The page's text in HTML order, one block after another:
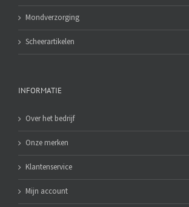
Mondverzorging
Scheerartikelen
INFORMATIE
Over het bedrijf
Onze merken
Klantenservice
Mijn account